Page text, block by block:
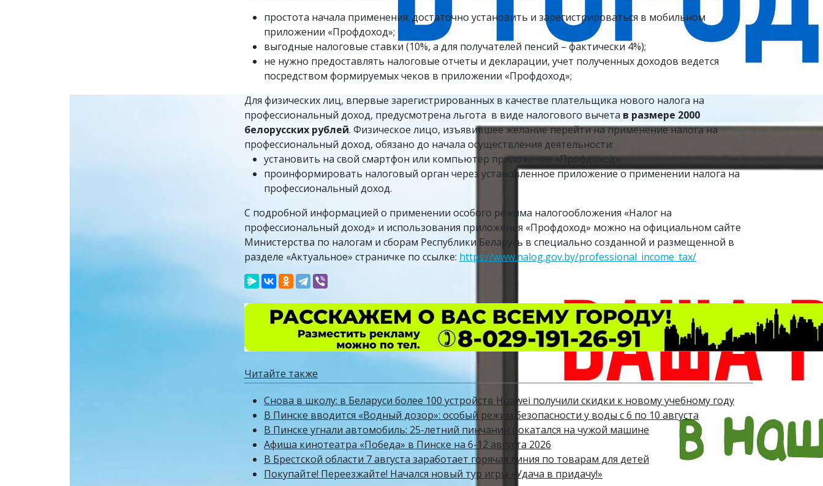
простота начала применения: достаточно установить и зарегистрироваться в мобильном
приложении «Профдоход»;
выгодные налоговые ставки (10%, а для получателей пенсий – фактически 4%);
не нужно предоставлять налоговые отчеты и декларации, учет полученных доходов ведется
посредством формируемых чеков в приложении «Профдоход»;
Для физических лиц, впервые зарегистрированных в качестве плательщика нового налога на
профессиональный доход, предусмотрена льгота в виде налогового вычета в размере 2000
белорусских рублей. Физическое лицо, изъявившее желание перейти на применение налога на
профессиональный доход, обязано до начала осуществления деятельности:
установить на свой смартфон или компьютер приложение «Профдоход»;
проинформировать налоговый орган через установленное приложение о применении налога на
профессиональный доход.
С подробной информацией о применении особого режима налогообложения «Налог на
профессиональный доход» и использования приложения «Профдоход» можно на официальном сайте
Министерства по налогам и сборам Республики Беларусь в специально созданной и размещенной в
разделе «Актуальное» страничке по ссылке: https://www.nalog.gov.by/professional_income_tax/
Читайте также
Снова в школу: в Беларуси более 100 устройств Huawei получили скидки к новому учебному году
В Пинске вводится «Водный дозор»: особый режим безопасности у воды с 6 по 10 августа
В Пинске угнали автомобиль: 25-летний пинчанин покатался на чужой машине
Афиша кинотеатра «Победа» в Пинске на 6-12 августа 2026
В Брестской области 7 августа заработает горячая линия по товарам для детей
Покупайте! Переезжайте! Начался новый тур игры «Удача в придачу!»